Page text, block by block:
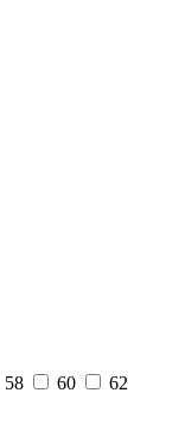
58 60
62